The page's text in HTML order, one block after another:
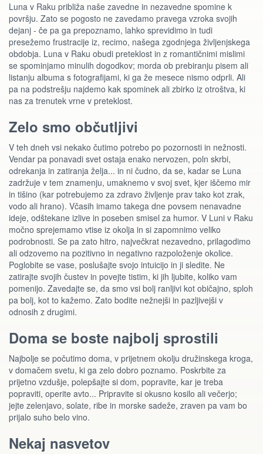
Luna v Raku približa naše zavedne in nezavedne spomine k
površju. Zato se pogosto ne zavedamo pravega vzroka svojih
dejanj - če pa ga prepoznamo, lahko sprevidimo in tudi
presežemo frustracije iz, recimo, našega zgodnjega življenjskega
obdobja. Luna v Raku obudi preteklost in z romantičnimi mislimi
se spominjamo minulih dogodkov; morda ob prebiranju pisem ali
listanju albuma s fotografijami, ki ga že mesece nismo odprli. Ali
pa na podstrešju najdemo kak spominek ali zbirko iz otroštva, ki
nas za trenutek vrne v preteklost.
Zelo smo občutljivi
V teh dneh vsi nekako čutimo potrebo po pozornosti in nežnosti.
Vendar pa ponavadi svet ostaja enako nervozen, poln skrbi,
odrekanja in zatiranja želja... in ni čudno, da se, kadar se Luna
zadržuje v tem znamenju, umaknemo v svoj svet, kjer iščemo mir
in tišino (kar potrebujemo za zdravo življenje prav tako kot zrak,
vodo ali hrano). Včasih imamo takega dne povsem nenavadne
ideje, odštekane izlive in poseben smisel za humor. V Luni v Raku
močno sprejemamo vtise iz okolja in si zapomnimo veliko
podrobnosti. Se pa zato hitro, največkrat nezavedno, prilagodimo
ali odzovemo na pozitivno in negativno razpoloženje okolice.
Poglobite se vase, poslušajte svojo intuicijo in ji sledite. Ne
zatirajte svojih čustev in povejte tistim, ki jih ljubite, koliko vam
pomenijo. Zavedajte se, da smo vsi bolj ranljivi kot običajno, sploh
pa bolj, kot to kažemo. Zato bodite nežnejši in pazljivejši v
odnosih z drugimi.
Doma se boste najbolj sprostili
Najbolje se počutimo doma, v prijetnem okolju družinskega kroga,
v domačem svetu, ki ga zelo dobro poznamo. Poskrbite za
prijetno vzdušje, polepšajte si dom, popravite, kar je treba
popraviti, operite avto... Pripravite si okusno kosilo ali večerjo;
jejte zelenjavo, solate, ribe in morske sadeže, zraven pa vam bo
prijalo suho belo vino.
Nekaj nasvetov